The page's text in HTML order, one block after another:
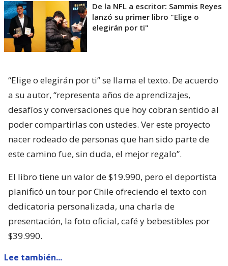
De la NFL a escritor: Sammis Reyes
lanzó su primer libro "Elige o
elegirán por ti"
“Elige o elegirán por ti” se llama el texto. De acuerdo
a su autor, “representa años de aprendizajes,
desafíos y conversaciones que hoy cobran sentido al
poder compartirlas con ustedes. Ver este proyecto
nacer rodeado de personas que han sido parte de
este camino fue, sin duda, el mejor regalo”.
El libro tiene un valor de $19.990, pero el deportista
planificó un tour por Chile ofreciendo el texto con
dedicatoria personalizada, una charla de
presentación, la foto oficial, café y bebestibles por
$39.990.
Lee también...